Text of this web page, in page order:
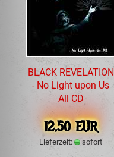
BLACK REVELATION
- No Light upon Us
All CD
12,50 EUR
Lieferzeit: sofort